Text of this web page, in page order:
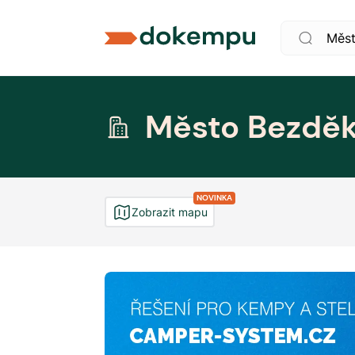
Město
NOVINKA
Zobrazit mapu